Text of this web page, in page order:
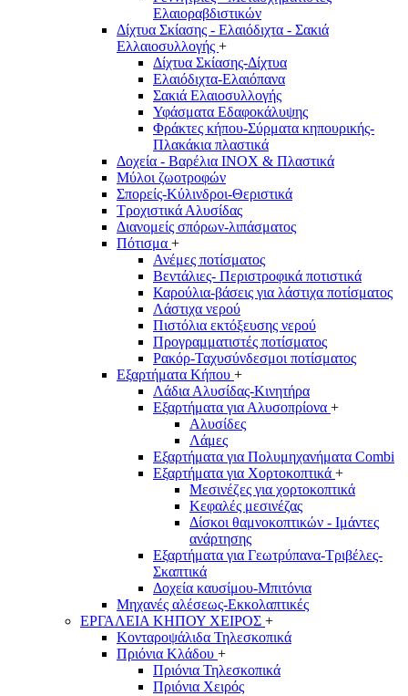
Ελαιοραβδιστικών
Δίχτυα Σκίασης - Ελαιόδιχτα - Σακιά
Ελλαιοσυλλογής +
Δίχτυα Σκίασης-Δίχτυα
Ελαιόδιχτα-Ελαιόπανα
Σακιά Ελαιοσυλλογής
Υφάσματα Εδαφοκάλυψης
Φράκτες κήπου-Σύρματα κηπουρικής-
Πλακάκια πλαστικά
Δοχεία - Βαρέλια INOX & Πλαστικά
Μύλοι ζωοτροφών
Σπορείς-Κύλινδροι-Θεριστικά
Τροχιστικά Αλυσίδας
Διανομείς σπόρων-λιπάσματος
Πότισμα +
Ανέμες ποτίσματος
Βεντάλιες- Περιστροφικά ποτιστικά
Καρούλια-βάσεις για λάστιχα ποτίσματος
Λάστιχα νερού
Πιστόλια εκτόξευσης νερού
Προγραμματιστές ποτίσματος
Ρακόρ-Ταχυσύνδεσμοι ποτίσματος
Εξαρτήματα Κήπου +
Λάδια Αλυσίδας-Κινητήρα
Εξαρτήματα για Αλυσοπρίονα +
Αλυσίδες
Λάμες
Εξαρτήματα για Πολυμηχανήματα Combi
Εξαρτήματα για Χορτοκοπτικά +
Μεσινέζες για χορτοκοπτικά
Κεφαλές μεσινέζας
Δίσκοι θαμνοκοπτικών - Ιμάντες
ανάρτησης
Εξαρτήματα για Γεωτρύπανα-Τριβέλες-
Σκαπτικά
Δοχεία καυσίμου-Μπιτόνια
Μηχανές αλέσεως-Εκκολαπτικές
ΕΡΓΑΛΕΙΑ ΚΗΠΟΥ ΧΕΙΡΟΣ +
Κονταροψάλιδα Τηλεσκοπικά
Πριόνια Κλάδου +
Πριόνια Τηλεσκοπικά
Πριόνια Χειρός